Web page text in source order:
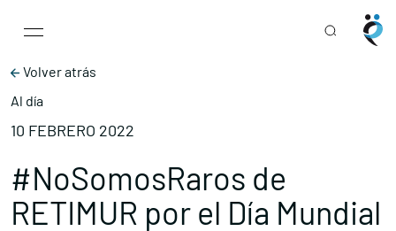
Main Navigation
Volver atrás
Al día
10 FEBRERO 2022
#NoSomosRaros de
RETIMUR por el Día Mundial